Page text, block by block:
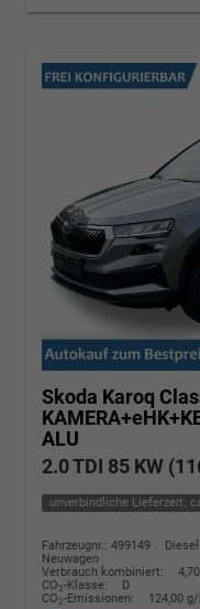
Skoda Karoq
ALU
2.0 TDI 85 KW
unverbindliche Lieferzeit:
Fahrzeugnr.: 499149
Diesel
Neuwagen
Verbrauch kombiniert:
CO2-Klasse:
D
CO2-Emissionen: 124,00